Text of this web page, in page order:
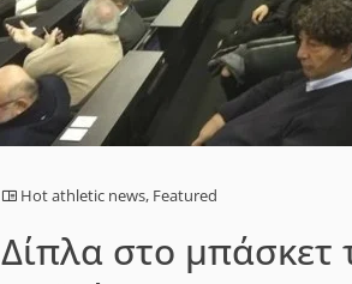
Hot athletic news, Featured
Δίπλα στο